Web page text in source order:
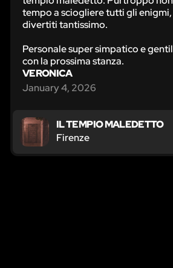
tempo a sciogliere tutti gli enigmi,
divertiti tantissimo.
Personale super simpatico e
con la prossima stanza.
VERONICA
January 4, 2026
IL TEMPIO MALEDETTO
Firenze